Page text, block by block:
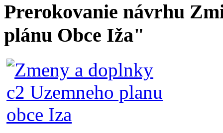
Prerokovanie návrhu
plánu Obce Iža"